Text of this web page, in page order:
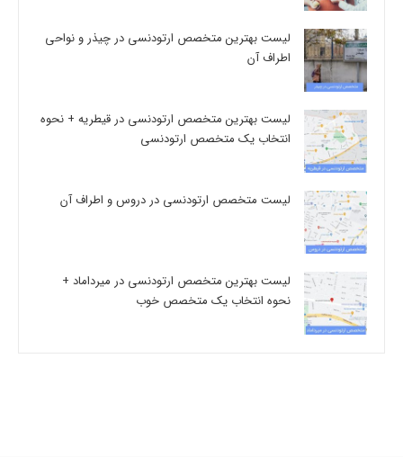
لیست بهترین متخصص ارتودنسی در چیذر و نواحی
اطراف آن
لیست بهترین متخصص ارتودنسی در قیطریه + نحوه
انتخاب یک متخصص ارتودنسی
لیست متخصص ارتودنسی در دروس و اطراف آن
لیست بهترین متخصص ارتودنسی در میرداماد +
نحوه انتخاب یک متخصص خوب